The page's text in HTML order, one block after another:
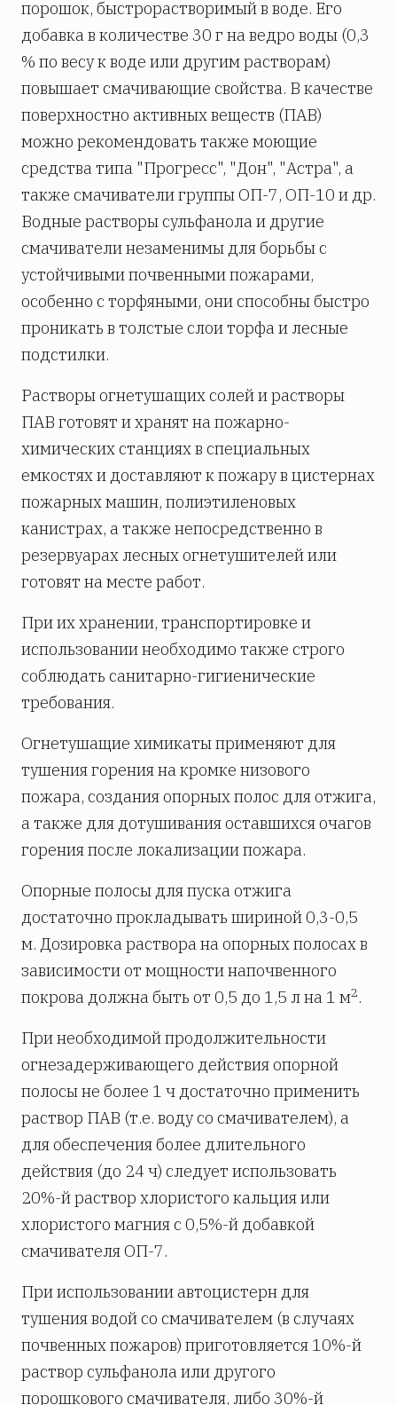
порошок, быстрорастворимый в воде. Его
добавка в количестве 30 г на ведро воды (0,3
% по весу к воде или другим растворам)
повышает смачивающие свойства. В качестве
поверхностно активных веществ (ПАВ)
можно рекомендовать также моющие
средства типа "Прогресс", "Дон", "Астра", а
также смачиватели группы ОП-7, ОП-10 и др.
Водные растворы сульфанола и другие
смачиватели незаменимы для борьбы с
устойчивыми почвенными пожарами,
особенно с торфяными, они способны быстро
проникать в толстые слои торфа и лесные
подстилки.
Растворы огнетушащих солей и растворы
ПАВ готовят и хранят на пожарно-
химических станциях в специальных
емкостях и доставляют к пожару в цистернах
пожарных машин, полиэтиленовых
канистрах, а также непосредственно в
резервуарах лесных огнетушителей или
готовят на месте работ.
При их хранении, транспортировке и
использовании необходимо также строго
соблюдать санитарно-гигиенические
требования.
Огнетушащие химикаты применяют для
тушения горения на кромке низового
пожара, создания опорных полос для отжига,
а также для дотушивания оставшихся очагов
горения после локализации пожара.
Опорные полосы для пуска отжига
достаточно прокладывать шириной 0,3-0,5
м. Дозировка раствора на опорных полосах в
зависимости от мощности напочвенного
покрова должна быть от 0,5 до 1,5 л на 1 м2.
При необходимой продолжительности
огнезадерживающего действия опорной
полосы не более 1 ч достаточно применить
раствор ПАВ (т.е. воду со смачивателем), а
для обеспечения более длительного
действия (до 24 ч) следует использовать
20%-й раствор хлористого кальция или
хлористого магния с 0,5%-й добавкой
смачивателя ОП-7.
При использовании автоцистерн для
тушения водой со смачивателем (в случаях
почвенных пожаров) приготовляется 10%-й
раствор сульфанола или другого
порошкового смачивателя, либо 30%-й